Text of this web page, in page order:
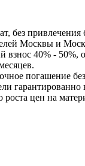
без привлечения
Москвы и
взнос 40% - 50%,
погашение
гарантированно
роста цен на